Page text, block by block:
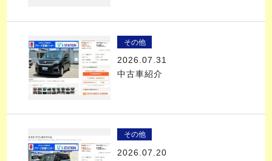
その他
2026.07.31
中古車紹介
その他
2026.07.20